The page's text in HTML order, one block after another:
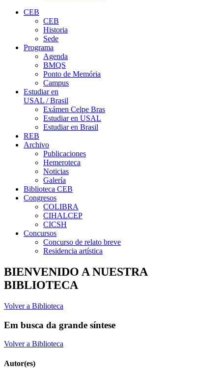
CEB
CEB
Historia
Sede
Programa
Agenda
BMQS
Ponto de Memória
Campus
Estudiar en
USAL / Brasil
Exámen Celpe Bras
Estudiar en USAL
Estudiar en Brasil
REB
Archivo
Publicaciones
Hemeroteca
Noticias
Galería
Biblioteca CEB
Congresos
COLIBRA
CIHALCEP
CICSH
Concursos
Concurso de relato breve
Residencia artística
BIENVENIDO A NUESTRA
BIBLIOTECA
Volver a Biblioteca
Em busca da grande síntese
Volver a Biblioteca
Autor(es)